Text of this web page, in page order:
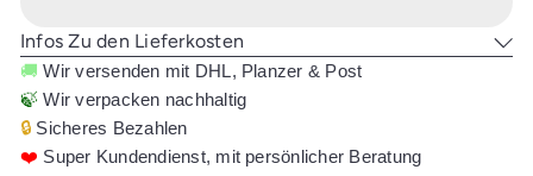
Infos Zu den Lieferkosten
🚚 Wir versenden mit DHL, Planzer & Post
🍃 Wir verpacken nachhaltig
🔒 Sicheres Bezahlen
❤️ Super Kundendienst, mit persönlicher Beratung